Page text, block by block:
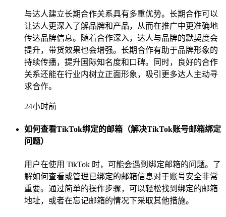
与达人建立长期合作关系具有多重优势。长期合作可以
让达人更深入了解品牌和产品，从而在推广中更准确地
传达品牌信息。随着合作深入，达人与品牌的默契度会
提升，带货效果也会增强。长期合作有助于品牌形象的
持续传播，提升国际知名度和口碑。同时，良好的合作
关系还能在行业内树立正面形象，吸引更多达人主动寻
求合作。
24小时前
如何查看TikTok绑定的邮箱（解决TikTok账号邮箱绑定
问题）
用户在使用 TikTok 时，可能会遇到绑定邮箱的问题。了
解如何查看或管理已绑定的邮箱信息对于账号安全非常
重要。通过简单的操作步骤，可以轻松找到绑定的邮箱
地址，或者在忘记邮箱的情况下采取其他措施。